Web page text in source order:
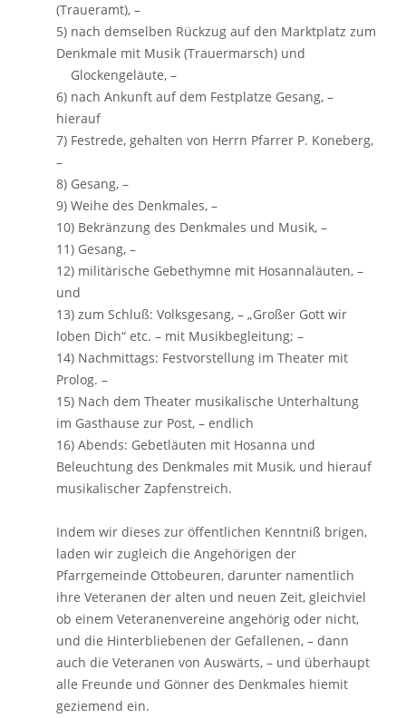
(Traueramt), –
5) nach demselben Rückzug auf den Marktplatz zum
Denkmale mit Musik (Trauermarsch) und
Glockengeläute, –
6) nach Ankunft auf dem Festplatze Gesang, –
hierauf
7) Festrede, gehalten von Herrn Pfarrer P. Koneberg,
–
8) Gesang, –
9) Weihe des Denkmales, –
10) Bekränzung des Denkmales und Musik, –
11) Gesang, –
12) militärische Gebethymne mit Hosannaläuten, –
und
13) zum Schluß: Volksgesang, – „Großer Gott wir
loben Dich“ etc. – mit Musikbegleitung; –
14) Nachmittags: Festvorstellung im Theater mit
Prolog. –
15) Nach dem Theater musikalische Unterhaltung
im Gasthause zur Post, – endlich
16) Abends: Gebetläuten mit Hosanna und
Beleuchtung des Denkmales mit Musik, und hierauf
musikalischer Zapfenstreich.
Indem wir dieses zur öffentlichen Kenntniß brigen,
laden wir zugleich die Angehörigen der
Pfarrgemeinde Ottobeuren, darunter namentlich
ihre Veteranen der alten und neuen Zeit, gleichviel
ob einem Veteranenvereine angehörig oder nicht,
und die Hinterbliebenen der Gefallenen, – dann
auch die Veteranen von Auswärts, – und überhaupt
alle Freunde und Gönner des Denkmales hiemit
geziemend ein.